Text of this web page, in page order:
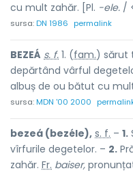
cu mult zahăr. [Pl. -ele. /
sursa:DN 1986 permalink
BEZEÁ s. f. 1. (fam.) sărut
depărtând vârful
albuș de ou bătut cu
sursa:MDN '00 2000
bezeá (bezéle), s. f. – 1.
vîrfurile degetelor. – 2.
zahăr. Fr. baiser,